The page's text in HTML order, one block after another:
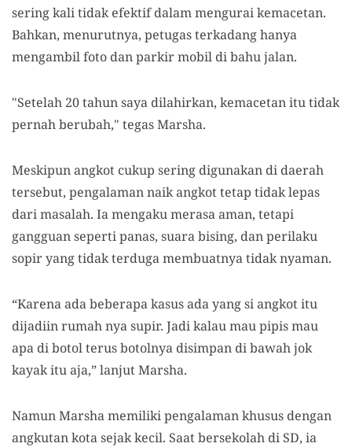
sering kali tidak efektif dalam mengurai kemacetan.
Bahkan, menurutnya, petugas terkadang hanya
mengambil foto dan parkir mobil di bahu jalan.
"Setelah 20 tahun saya dilahirkan, kemacetan itu tidak
pernah berubah," tegas Marsha.
Meskipun angkot cukup sering digunakan di daerah
tersebut, pengalaman naik angkot tetap tidak lepas
dari masalah. Ia mengaku merasa aman, tetapi
gangguan seperti panas, suara bising, dan perilaku
sopir yang tidak terduga membuatnya tidak nyaman.
“Karena ada beberapa kasus ada yang si angkot itu
dijadiin rumah nya supir. Jadi kalau mau pipis mau
apa di botol terus botolnya disimpan di bawah jok
kayak itu aja,” lanjut Marsha.
Namun Marsha memiliki pengalaman khusus dengan
angkutan kota sejak kecil. Saat bersekolah di SD, ia